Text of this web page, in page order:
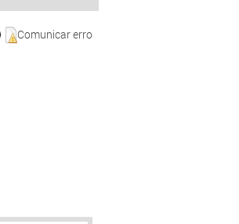
Comunicar erro